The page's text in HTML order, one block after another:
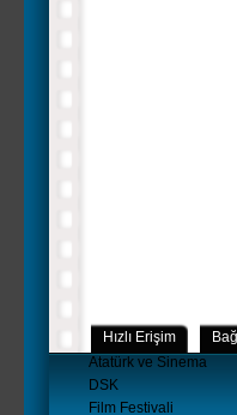
Hızlı Erişim
Atatürk ve Sinema
DSK
Film Festivali